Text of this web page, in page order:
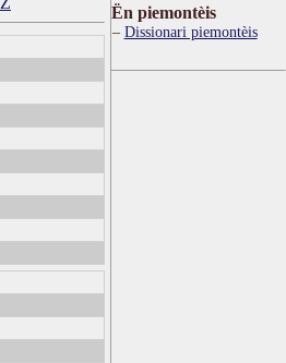
Ën piemontèis
Dissionari piemontèis